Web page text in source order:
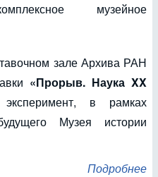
музейное
зале Архива РАН
«Прорыв. Наука XX
в рамках
Музея истории
Подробнее